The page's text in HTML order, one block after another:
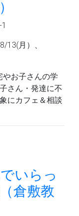
13(月）、
やお子さんの学
さん・発達に不
にカフェ＆相談
いらっ
倉敷教